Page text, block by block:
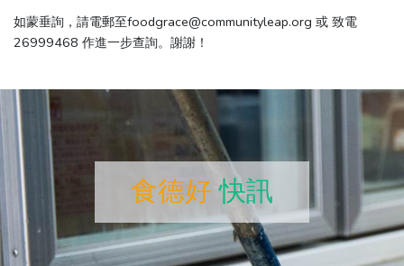
如蒙垂詢，請電郵至foodgrace@communityleap.org 或 致電
26999468 作進一步查詢。謝謝！
食德好 快訊